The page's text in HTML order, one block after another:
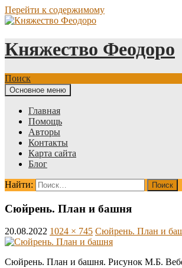
Перейти к содержимому
Княжество Феодоро
Поиск
Основное меню
Главная
Помощь
Авторы
Контакты
Карта сайта
Блог
Найти:
Сюйрень. План и башня
20.08.2022 1024 × 745 Сюйрень. План и
Сюйрень. План и башня. Рисунок М.Б.